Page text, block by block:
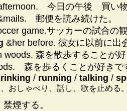
今日の午後 買い
郵便を読み続けた。
game.サッカーの試合の
&her before. 彼女に以前に出
woods. 森を散歩することが
森を歩るくことが好きで
/ running / talking /
おしゃべり、話し、歌を止める
煙する。